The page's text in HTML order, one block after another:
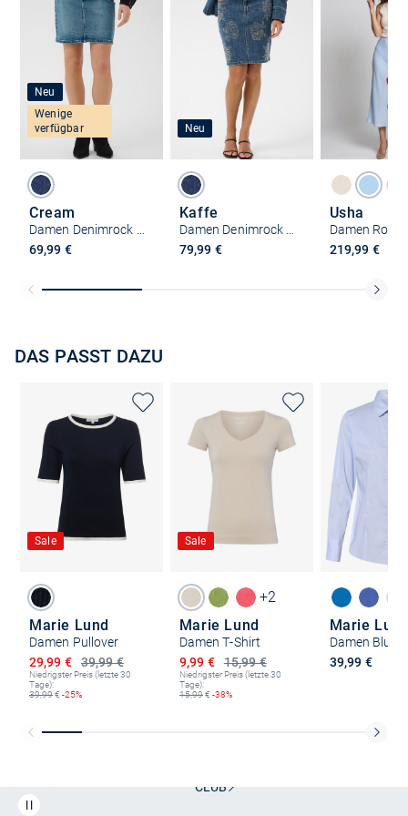
Neu
Wenige
verfügbar
Cream
69,99 €
Neu
Kaffe
79,99 €
Usha
Damen Rock
219,99 €
DAS PASST DAZU
Sale
Marie Lund
Damen Pullover
39,99 €
Ermäßigter Preis
29,99 €
Niedrigster Preis (letzte 30
Tage):
39,99€ -25%
Sale
+2
Marie Lund
Damen T-Shirt
15,99 €
Ermäßigter Preis
9,99 €
Niedrigster Preis (letzte 30
Tage):
15,99€ -38%
Marie
Damen Bluse
39,99 €